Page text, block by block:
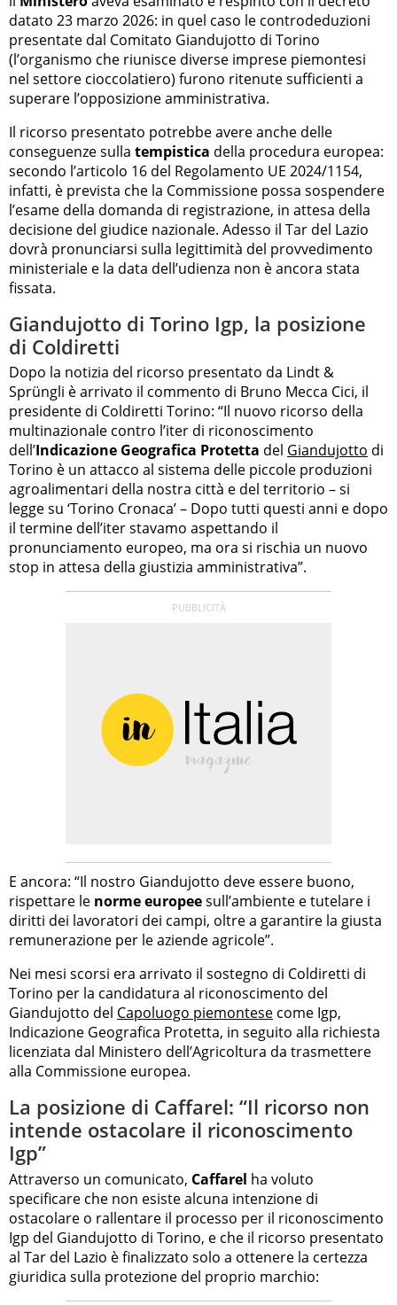
datato 23 marzo 2026: in quel caso le controdeduzioni
presentate dal Comitato Giandujotto di Torino
(l’organismo che riunisce diverse imprese piemontesi
nel settore cioccolatiero) furono ritenute sufficienti a
superare l’opposizione amministrativa.
Il ricorso presentato potrebbe avere anche delle
conseguenze sulla tempistica della procedura europea:
secondo l’articolo 16 del Regolamento UE 2024/1154,
infatti, è prevista che la Commissione possa sospendere
l’esame della domanda di registrazione, in attesa della
decisione del giudice nazionale. Adesso il Tar del Lazio
dovrà pronunciarsi sulla legittimità del provvedimento
ministeriale e la data dell’udienza non è ancora stata
fissata.
Giandujotto di Torino Igp, la posizione
di Coldiretti
Dopo la notizia del ricorso presentato da Lindt &
Sprüngli è arrivato il commento di Bruno Mecca Cici, il
presidente di Coldiretti Torino: “Il nuovo ricorso della
multinazionale contro l’iter di riconoscimento
dell’Indicazione Geografica Protetta del Giandujotto di
Torino è un attacco al sistema delle piccole produzioni
agroalimentari della nostra città e del territorio – si
legge su ‘Torino Cronaca’ – Dopo tutti questi anni e dopo
il termine dell’iter stavamo aspettando il
pronunciamento europeo, ma ora si rischia un nuovo
stop in attesa della giustizia amministrativa”.
E ancora: “Il nostro Giandujotto deve essere buono,
rispettare le norme europeesull’ambiente e tutelare i
diritti dei lavoratori dei campi, oltre a garantire la giusta
remunerazione per le aziende agricole”.
Nei mesi scorsi era arrivato il sostegno di Coldiretti di
Torino per la candidatura al riconoscimento del
Giandujotto del Capoluogo piemontese come Igp,
Indicazione Geografica Protetta, in seguito alla richiesta
licenziata dal Ministero dell’Agricoltura da trasmettere
alla Commissione europea.
La posizione di Caffarel: “Il ricorso non
intende ostacolare il riconoscimento
Igp”
Attraverso un comunicato, Caffarel ha voluto
specificare che non esiste alcuna intenzione di
ostacolare o rallentare il processo per il riconoscimento
Igp del Giandujotto di Torino, e che il ricorso presentato
al Tar del Lazio è finalizzato solo a ottenere la certezza
giuridica sulla protezione del proprio marchio: